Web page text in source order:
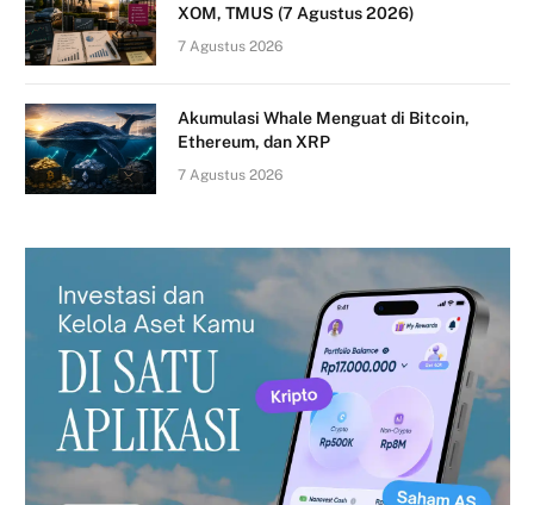
XOM, TMUS (7 Agustus 2026)
7 Agustus 2026
Akumulasi Whale Menguat di Bitcoin,
Ethereum, dan XRP
7 Agustus 2026